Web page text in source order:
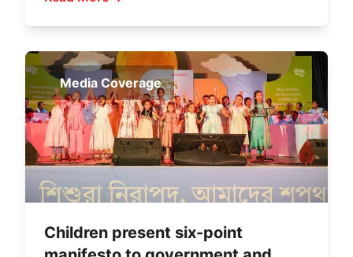
Media Coverage
Children present six-point